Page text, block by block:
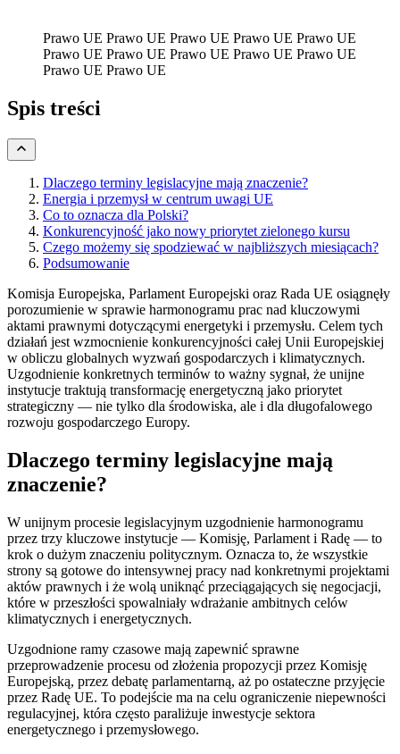
Prawo UE Prawo UE Prawo UE Prawo UE Prawo UE
Prawo UE Prawo UE Prawo UE Prawo UE Prawo UE
Prawo UE Prawo UE
Spis treści
Dlaczego terminy legislacyjne mają znaczenie?
Energia i przemysł w centrum uwagi UE
Co to oznacza dla Polski?
Konkurencyjność jako nowy priorytet zielonego kursu
Czego możemy się spodziewać w najbliższych miesiącach?
Podsumowanie
Komisja Europejska, Parlament Europejski oraz Rada UE osiągnęły
porozumienie w sprawie harmonogramu prac nad kluczowymi
aktami prawnymi dotyczącymi energetyki i przemysłu. Celem tych
działań jest wzmocnienie konkurencyjności całej Unii Europejskiej
w obliczu globalnych wyzwań gospodarczych i klimatycznych.
Uzgodnienie konkretnych terminów to ważny sygnał, że unijne
instytucje traktują transformację energetyczną jako priorytet
strategiczny — nie tylko dla środowiska, ale i dla długofalowego
rozwoju gospodarczego Europy.
Dlaczego terminy legislacyjne mają
znaczenie?
W unijnym procesie legislacyjnym uzgodnienie harmonogramu
przez trzy kluczowe instytucje — Komisję, Parlament i Radę — to
krok o dużym znaczeniu politycznym. Oznacza to, że wszystkie
strony są gotowe do intensywnej pracy nad konkretnymi projektami
aktów prawnych i że wolą uniknąć przeciągających się negocjacji,
które w przeszłości spowalniały wdrażanie ambitnych celów
klimatycznych i energetycznych.
Uzgodnione ramy czasowe mają zapewnić sprawne
przeprowadzenie procesu od złożenia propozycji przez Komisję
Europejską, przez debatę parlamentarną, aż po ostateczne przyjęcie
przez Radę UE. To podejście ma na celu ograniczenie niepewności
regulacyjnej, która często paraliżuje inwestycje sektora
energetycznego i przemysłowego.